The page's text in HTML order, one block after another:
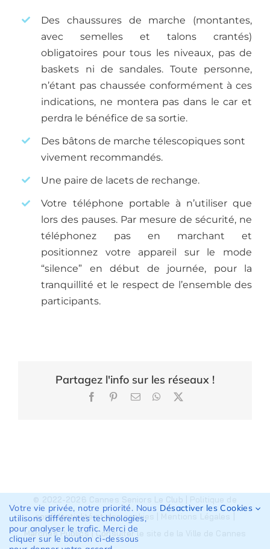
Des chaussures de marche (montantes,
avec semelles et talons crantés)
obligatoires pour tous les niveaux, pas de
baskets ni de sandales. Toute personne,
n’étant pas chaussée conformément à ces
indications, ne montera pas dans le car et
perdra le bénéfice de sa sortie.
Des bâtons de marche télescopiques sont
vivement recommandés.
Une paire de lacets de rechange.
Votre téléphone portable à n’utiliser que
lors des pauses. Par mesure de sécurité, ne
téléphonez pas en marchant et
positionnez votre appareil sur le mode
“silence” en début de journée, pour la
tranquillité et le respect de l’ensemble des
participants.
Partagez l'info sur les réseaux !
FacebookPinterest
Email WhatsApp
confidentialité et des cookies
Marchés Publics|Consulter le site de la Ville de Cannes
Votre vie privée, notre priorité. Nous
utilisons différentes technologies,
pour analyser le trafic. Merci de
cliquer sur le bouton ci-dessous
Désactiver les Cookies